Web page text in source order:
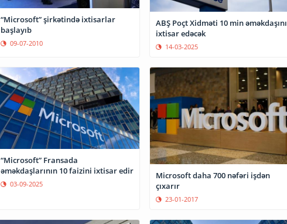
“Microsoft” şirkətində ixtisarlar
başlayıb
09-07-2010
ABŞ Poçt Xidməti 10 min əməkdaşını
ixtisar edəcək
14-03-2025
“Microsoft” Fransada
əməkdaşlarının 10 faizini ixtisar edir
03-09-2025
Microsoft daha 700 nəfəri işdən
çıxarır
23-01-2017